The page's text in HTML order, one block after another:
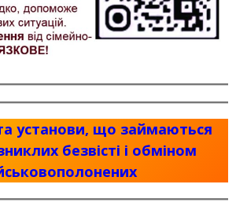
та установи, що займаються
безвісті і обміном